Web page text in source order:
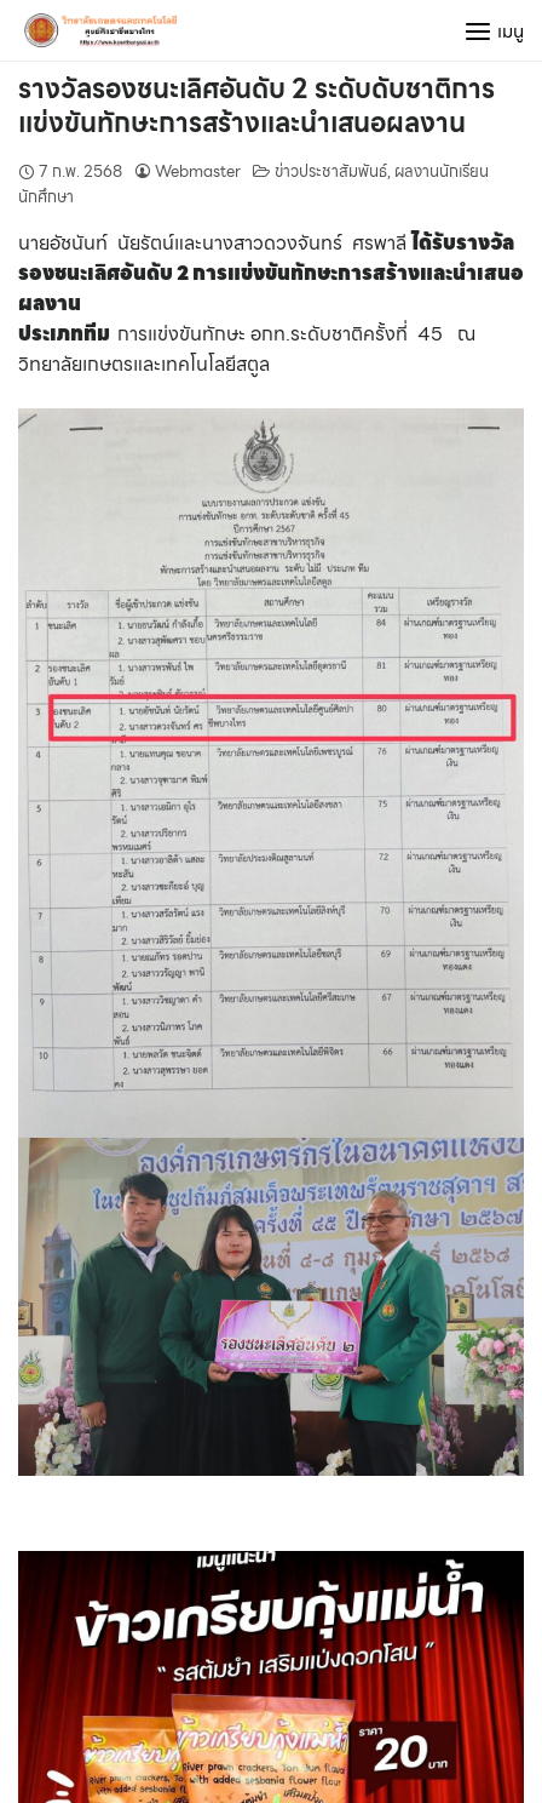
Skip
content
เมนู
รางวัลรองชนะเลิศอันดับ 2 ระดับดับชาติการ
แข่งขันทักษะการสร้างและนำเสนอผลงาน
7 ก.พ. 2568 Webmaster ข่าวประชาสัมพันธ์,ผลงานนักเรียน
นักศึกษา
นายอัชนันท์ นัยรัตน์และนางสาวดวงจันทร์ ศรพาลีได้รับรางวัล
รองชนะเลิศอันดับ 2 การแข่งขันทักษะการสร้างและนำเสนอ
ผลงาน
ประเภททีม การแข่งขันทักษะ อกท.ระดับชาติครั้งที่ 45 ณ
วิทยาลัยเกษตรและเทคโนโลยีสตูล